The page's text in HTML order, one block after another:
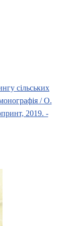
сільських
/ О.
2019. -